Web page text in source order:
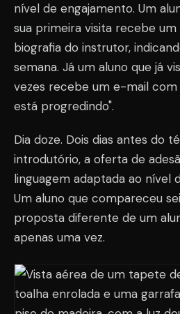
nível de engajamento. Um
sua primeira visita recebe
biografia do instrutor,
semana. Já um aluno que já
vezes recebe um e-mail
está progredindo".
Dia doze. Dois dias antes do
introdutório, a oferta de
linguagem adaptada ao nível
Um aluno que compareceu
proposta diferente de um
apenas uma vez.